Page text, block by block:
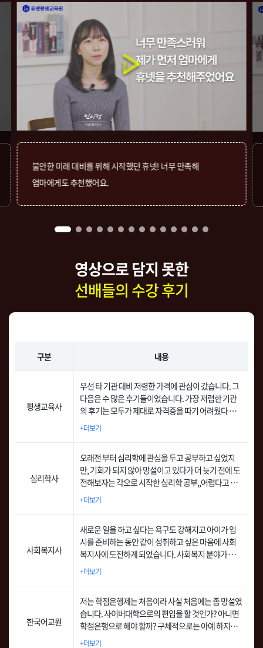
불안한 미래 대비를 위해 시작했던 휴넷! 너무 만족해
엄마에게도 추천했어요.
영상으로 담지 못한
선배들의 수강 후기
구분 내용
평생교육사
우선 타 기관 대비 저렴한 가격에 관심이 갔습니다. 그
다음은 수 많은 후기들이었습니다. 가장 저렴한 기관
의 후기는 모두가 제대로 자격증을 따기 어려웠다 또
는 점수를 제대로 못 받았다 던가 하는 식의 후기였는
데 이곳의 후기는 모두 휴넷을 칭찬만 하여 관심이 갔
+더보기
심리학사
오래전 부터 심리학에 관심을 두고 공부하고 싶었지
만, 기회가 되지 않아 망설이고 있다가 더 늦기 전에 도
전해보자는 각오로 시작한 심리학 공부,,어렵다고 생
각했지만 잘 만들어진 휴넷평생교육원 교안과 세심하
게 만들어진 교수진들의 영상을 보면서 교육 기간동안
+더보기
사회복지사
새로운 일을 하고 싶다는 욕구도 강해지고 아이가 입
시를 준비하는 동안 같이 성취하고 싶은 마음에 사회
복지사에 도전하게 되었습니다. 사회복지 분야가 향후
에도 수요가 증가하고 이에 따른 취업의 기회도 많을
것 같았고, 늦은 나이에 다시 시작하는 일은 금전적인
다.
+더보기
한국어교원
저는 학점은행제는 처음이라 사실 처음에는 좀 망설였
습니다. 사이버대학으로의 편입을 할 것인가? 아니면
학점은행으로 해야 할까? 구체적으로는 아예 하지말
까? 이러한 고민을 하다 말다를 반복하며 몇년을 보냈
+더보기